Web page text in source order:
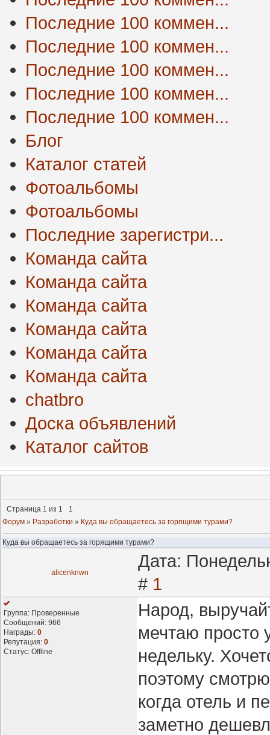
Последние 100 коммен...
Последние 100 коммен...
Последние 100 коммен...
Последние 100 коммен...
Последние 100 коммен...
Блог
Каталог статей
Фотоальбомы
Фотоальбомы
Последние зарегистри...
Команда сайта
Команда сайта
Команда сайта
Команда сайта
Команда сайта
Команда сайта
chatbro
Доска объявлений
Каталог сайтов
Страница 1 из 1
1
Форум » Разработки » Куда вы обращаетесь за горящими турами?
Куда вы обращаетесь за горящими турами?
alicenknwn
Дата:
# 1
Группа: Проверенные
Сообщений: 966
Награды: 0
Репутация: 0
Статус: Offline
Народ,
мечтаю просто
недельку.
поэтому
когда отель и
заметно